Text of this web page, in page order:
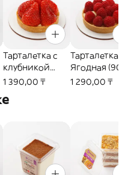
Тарталетка с
клубникой
(110г)
1 390,00 ₸
Тарталетка
Ягодная (90г)
1 290,00 ₸